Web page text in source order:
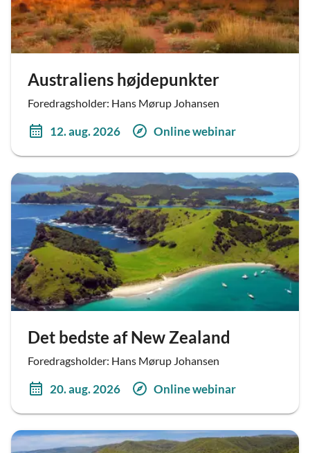
Australiens højdepunkter
Foredragsholder: Hans Mørup Johansen
12. aug. 2026 Online webinar
Det bedste af New Zealand
Foredragsholder: Hans Mørup Johansen
20. aug. 2026 Online webinar